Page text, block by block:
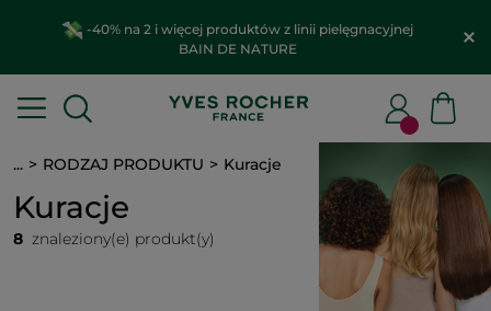
-40% na 2 i więcej produktów z linii pielęgnacyjnej
BAIN DE NATURE
... RODZAJ PRODUKTU Kuracje
Kuracje
8 znaleziony(e) produkt(y)